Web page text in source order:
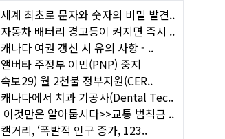
세계 최초로 문자와 숫자의 비밀 발견..
자동차 배터리 경고등이 켜지면 즉시 ..
캐나다 여권 갱신 시 유의 사항 - ..
앨버타 주정부 이민(PNP) 중지
속보29) 월 2천불 정부지원(CER..
캐나다에서 치과 기공사(Dental Tec..
이것만은 알아둡시다>>교통 범칙금 ..
캘거리, ‘폭발적 인구 증가, 123..